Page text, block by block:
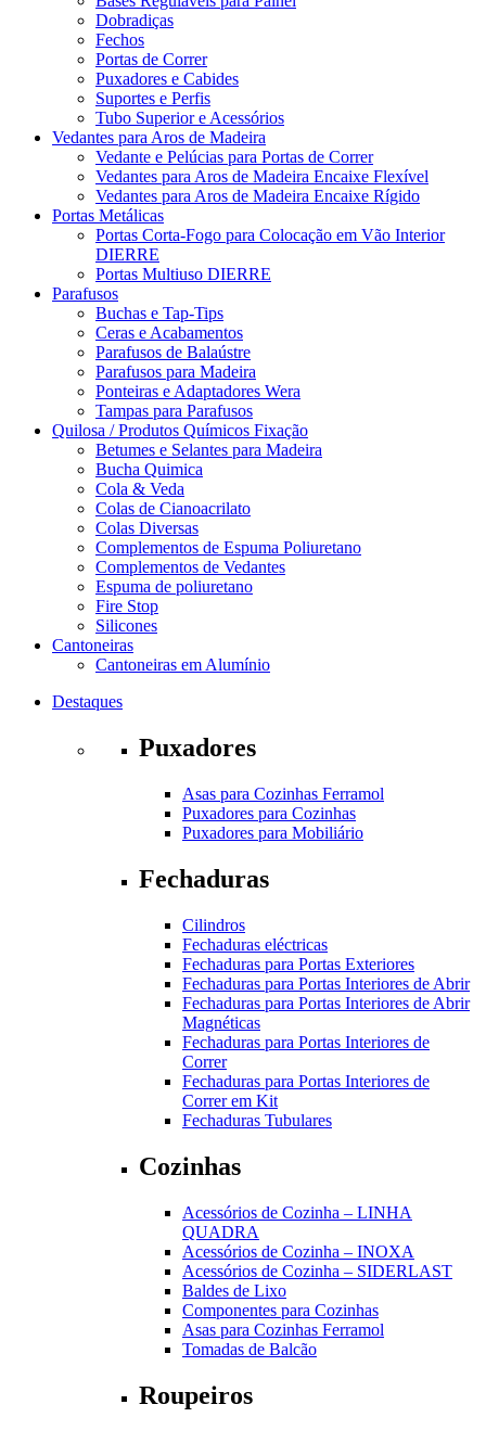
Dobradiças
Fechos
Portas de Correr
Puxadores e Cabides
Suportes e Perfis
Tubo Superior e Acessórios
Vedantes para Aros de Madeira
Vedante e Pelúcias para Portas de Correr
Vedantes para Aros de Madeira Encaixe Flexível
Vedantes para Aros de Madeira Encaixe Rígido
Portas Metálicas
Portas Corta-Fogo para Colocação em Vão Interior
DIERRE
Portas Multiuso DIERRE
Parafusos
Buchas e Tap-Tips
Ceras e Acabamentos
Parafusos de Balaústre
Parafusos para Madeira
Ponteiras e Adaptadores Wera
Tampas para Parafusos
Quilosa / Produtos Químicos Fixação
Betumes e Selantes para Madeira
Bucha Quimica
Cola & Veda
Colas de Cianoacrilato
Colas Diversas
Complementos de Espuma Poliuretano
Complementos de Vedantes
Espuma de poliuretano
Fire Stop
Silicones
Cantoneiras
Cantoneiras em Alumínio
Destaques
Puxadores
Asas para Cozinhas Ferramol
Puxadores para Cozinhas
Puxadores para Mobiliário
Fechaduras
Cilindros
Fechaduras eléctricas
Fechaduras para Portas Exteriores
Fechaduras para Portas Interiores de Abrir
Fechaduras para Portas Interiores de Abrir
Magnéticas
Fechaduras para Portas Interiores de
Correr
Fechaduras para Portas Interiores de
Correr em Kit
Fechaduras Tubulares
Cozinhas
Acessórios de Cozinha – LINHA
QUADRA
Acessórios de Cozinha – INOXA
Acessórios de Cozinha – SIDERLAST
Baldes de Lixo
Componentes para Cozinhas
Asas para Cozinhas Ferramol
Tomadas de Balcão
Roupeiros